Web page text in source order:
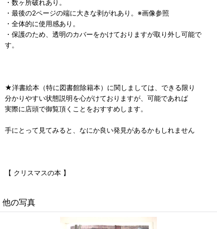
・数ヶ所破れあり。
・最後の2ページの端に大きな剥がれあり。※画像参照
・全体的に使用感あり。
・保護のため、透明のカバーをかけておりますが取り外し可能で
す。
★洋書絵本（特に図書館除籍本）に関しましては、できる限り
分かりやすい状態説明を心がけておりますが、可能であれば
実際に店頭で御覧頂くことをおすすめします。
手にとって見てみると、なにか良い発見があるかもしれません
【 クリスマスの本 】
他の写真